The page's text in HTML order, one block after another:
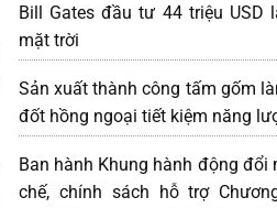
Bill Gates đầu tư 44 triệu USD
mặt trời
Sản xuất thành công tấm gốm
đốt hồng ngoại tiết kiệm năng
Ban hành Khung hành động đổi
chế, chính sách hỗ trợ